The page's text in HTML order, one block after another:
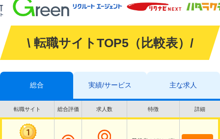
\ 転職サイトTOP5（比較表）/
総合 実績/サービス 主な求人
転職サイト 総合評価 求人数 特徴 詳細